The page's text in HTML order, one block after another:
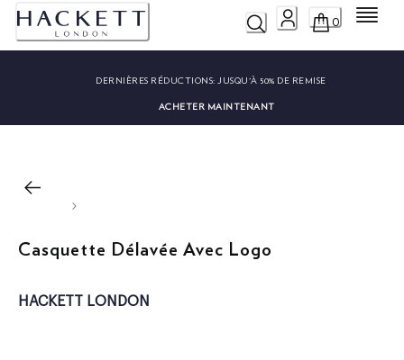
0 Menu
DERNIÈRES RÉDUCTIONS: JUSQU'À 50% DE REMISE
ACHETER MAINTENANT
Casquette Délavée Avec Logo
HACKETT LONDON